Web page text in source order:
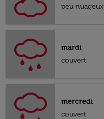
peu nuageux
mardi
couvert
mercredi
couvert